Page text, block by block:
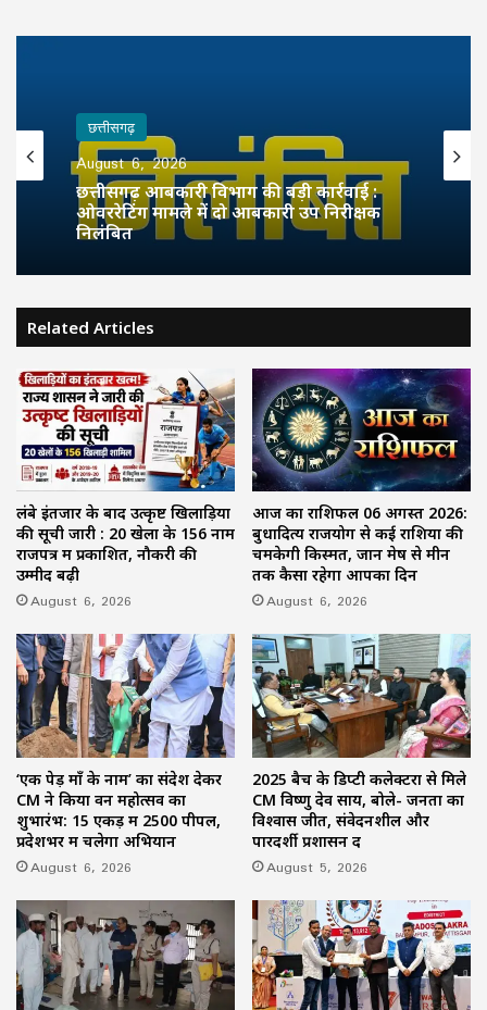
छत्तीसगढ़
August 6, 2026
छत्तीसगढ़ आबकारी विभाग की बड़ी कार्रवाई :
ओवररेटिंग मामले में दो आबकारी उप निरीक्षक
निलंबित
Related Articles
लंबे इंतजार के बाद उत्कृष्ट खिलाड़ियों
की सूची जारी : 20 खेलों के 156 नाम
राजपत्र में प्रकाशित, नौकरी की
उम्मीद बढ़ी
August 6, 2026
आज का राशिफल 06 अगस्त 2026:
बुधादित्य राजयोग से कई राशियों की
चमकेगी किस्मत, जानें मेष से मीन
तक कैसा रहेगा आपका दिन
August 6, 2026
‘एक पेड़ माँ के नाम’ का संदेश देकर
CM ने किया वन महोत्सव का
शुभारंभ: 15 एकड़ में 2500 पीपल,
प्रदेशभर में चलेगा अभियान
August 6, 2026
2025 बैच के डिप्टी कलेक्टरों से मिले
CM विष्णु देव साय, बोले- जनता का
विश्वास जीतें, संवेदनशील और
पारदर्शी प्रशासन दें
August 5, 2026